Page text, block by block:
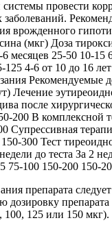
системы провести
заболеваний.
врожденного
(мкг) Доза
месяцев 25-50 10-15
125 4-6 от 10 до 16
Рекомендуемые
Лечение
после
200 В комплексной
Супрессивная
300 Тест
до теста За 2
75-100 150-200 150-
препарата
дозировку
125 или 150 мкг).